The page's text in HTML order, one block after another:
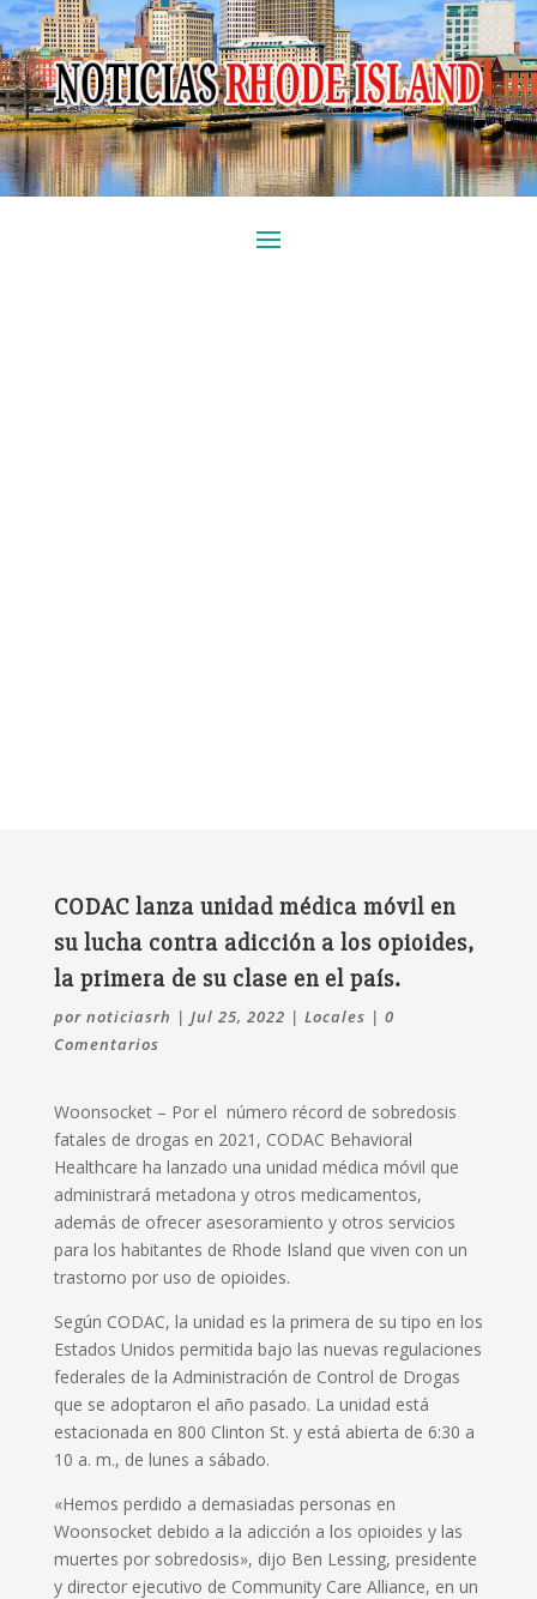
CODAC lanza unidad médica móvil en
su lucha contra adicción a los opioides,
la primera de su clase en el país.
por noticiasrh | Jul 25, 2022 | Locales | 0
Comentarios
Woonsocket – Por el número récord de sobredosis
fatales de drogas en 2021, CODAC Behavioral
Healthcare ha lanzado una unidad médica móvil que
administrará metadona y otros medicamentos,
además de ofrecer asesoramiento y otros servicios
para los habitantes de Rhode Island que viven con un
trastorno por uso de opioides.
Según CODAC, la unidad es la primera de su tipo en los
Estados Unidos permitida bajo las nuevas regulaciones
federales de la Administración de Control de Drogas
que se adoptaron el año pasado. La unidad está
estacionada en 800 Clinton St. y está abierta de 6:30 a
10 a. m., de lunes a sábado.
«Hemos perdido a demasiadas personas en
Woonsocket debido a la adicción a los opioides y las
muertes por sobredosis», dijo Ben Lessing, presidente
y director ejecutivo de Community Care Alliance, en un